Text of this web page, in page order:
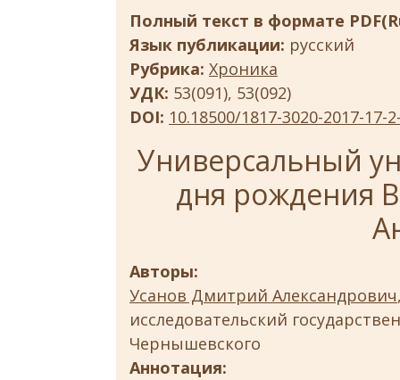
Полный текст в формате
Язык публикации: русский
Рубрика: Хроника
УДК: 53(091), 53(092)
DOI: 10.18500/1817-3020-2017-17-
Универсальный
дня рождения
Авторы:
Усанов Дмитрий Александрович
исследовательский
Чернышевского
Аннотация: